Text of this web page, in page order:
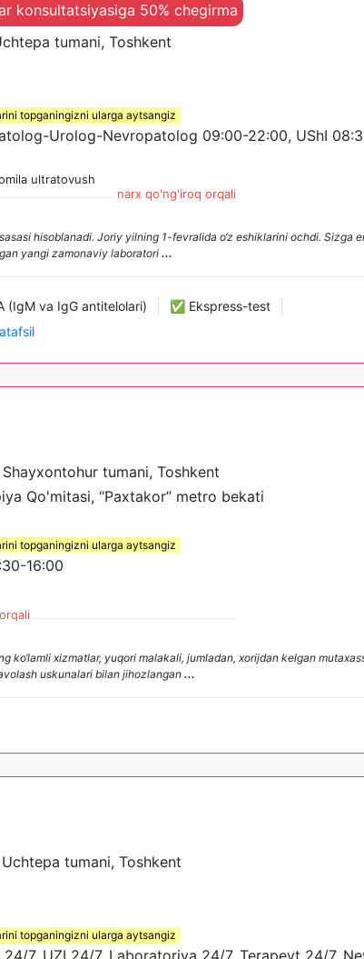
konsultatsiyasiga 50% chegirma
tumani, Toshkent
topganingizni ularga aytsangiz
Urolog-Nevropatolog 09:00-22:00, UShI
ultratovush
narx qo'ng'iroq orqali
hisoblanadi. Joriy yilning 1-fevralida o‘z eshiklarini ochdi. Sizga
yangi zamonaviy laboratori ...
(IgM va IgG antitelolari)
✅ Ekspress-test
tumani, Toshkent
Qo'mitasi, “Paxtakor” metro bekati
topganingizni ularga aytsangiz
16:00
ko‘lamli xizmatlar, yuqori malakali, jumladan, xorijdan kelgan
uskunalari bilan jihozlangan ...
tumani, Toshkent
topganingizni ularga aytsangiz